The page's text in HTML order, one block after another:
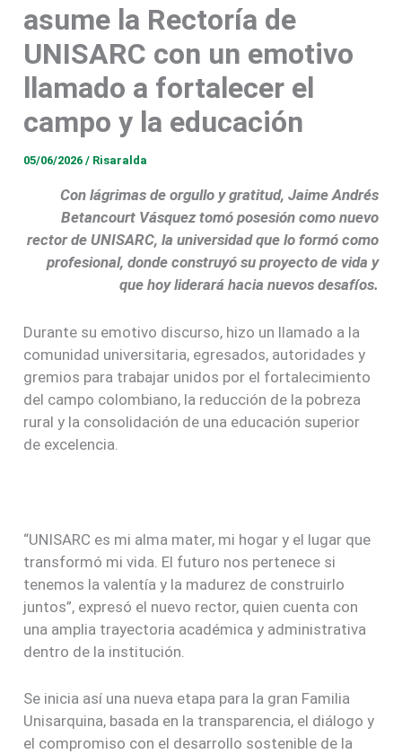
asume la Rectoría de
UNISARC con un emotivo
llamado a fortalecer el
campo y la educación
05/06/2026/ Risaralda
Con lágrimas de orgullo y gratitud, Jaime Andrés
Betancourt Vásquez tomó posesión como nuevo
rector de UNISARC, la universidad que lo formó como
profesional, donde construyó su proyecto de vida y
que hoy liderará hacia nuevos desafíos.
Durante su emotivo discurso, hizo un llamado a la
comunidad universitaria, egresados, autoridades y
gremios para trabajar unidos por el fortalecimiento
del campo colombiano, la reducción de la pobreza
rural y la consolidación de una educación superior
de excelencia.
“UNISARC es mi alma mater, mi hogar y el lugar que
transformó mi vida. El futuro nos pertenece si
tenemos la valentía y la madurez de construirlo
juntos”, expresó el nuevo rector, quien cuenta con
una amplia trayectoria académica y administrativa
dentro de la institución.
Se inicia así una nueva etapa para la gran Familia
Unisarquina, basada en la transparencia, el diálogo y
el compromiso con el desarrollo sostenible de la